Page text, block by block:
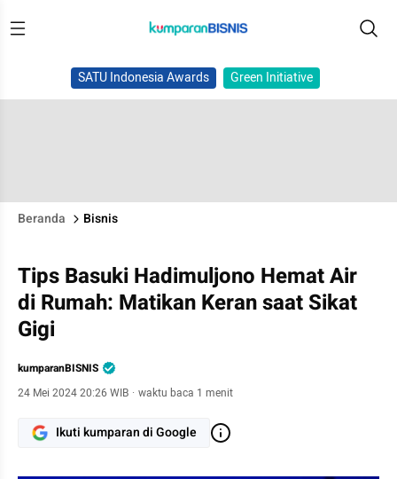
SATU Indonesia Awards Green Initiative
Beranda Bisnis
Tips Basuki Hadimuljono Hemat Air
di Rumah: Matikan Keran saat Sikat
Gigi
kumparanBISNIS
24 Mei 2024 20:26 WIB · waktu baca 1 menit
Ikuti kumparan di Google